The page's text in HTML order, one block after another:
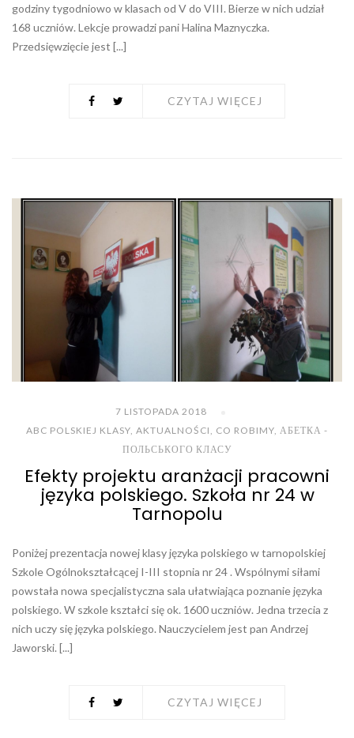
godziny tygodniowo w klasach od V do VIII. Bierze w nich udział
168 uczniów. Lekcje prowadzi pani Halina Maznyczka.
Przedsięwzięcie jest [...]
CZYTAJ WIĘCEJ
7 LISTOPADA 2018
ABC POLSKIEJ KLASY, AKTUALNOŚCI, CO ROBIMY, АБЕТКА -
ПОЛЬСЬКОГО КЛАСУ
Efekty projektu aranżacji pracowni
języka polskiego. Szkoła nr 24 w
Tarnopolu
Poniżej prezentacja nowej klasy języka polskiego w tarnopolskiej
Szkole Ogólnokształcącej I-III stopnia nr 24 . Wspólnymi siłami
powstała nowa specjalistyczna sala ułatwiająca poznanie języka
polskiego. W szkole kształci się ok. 1600 uczniów. Jedna trzecia z
nich uczy się języka polskiego. Nauczycielem jest pan Andrzej
Jaworski. [...]
CZYTAJ WIĘCEJ